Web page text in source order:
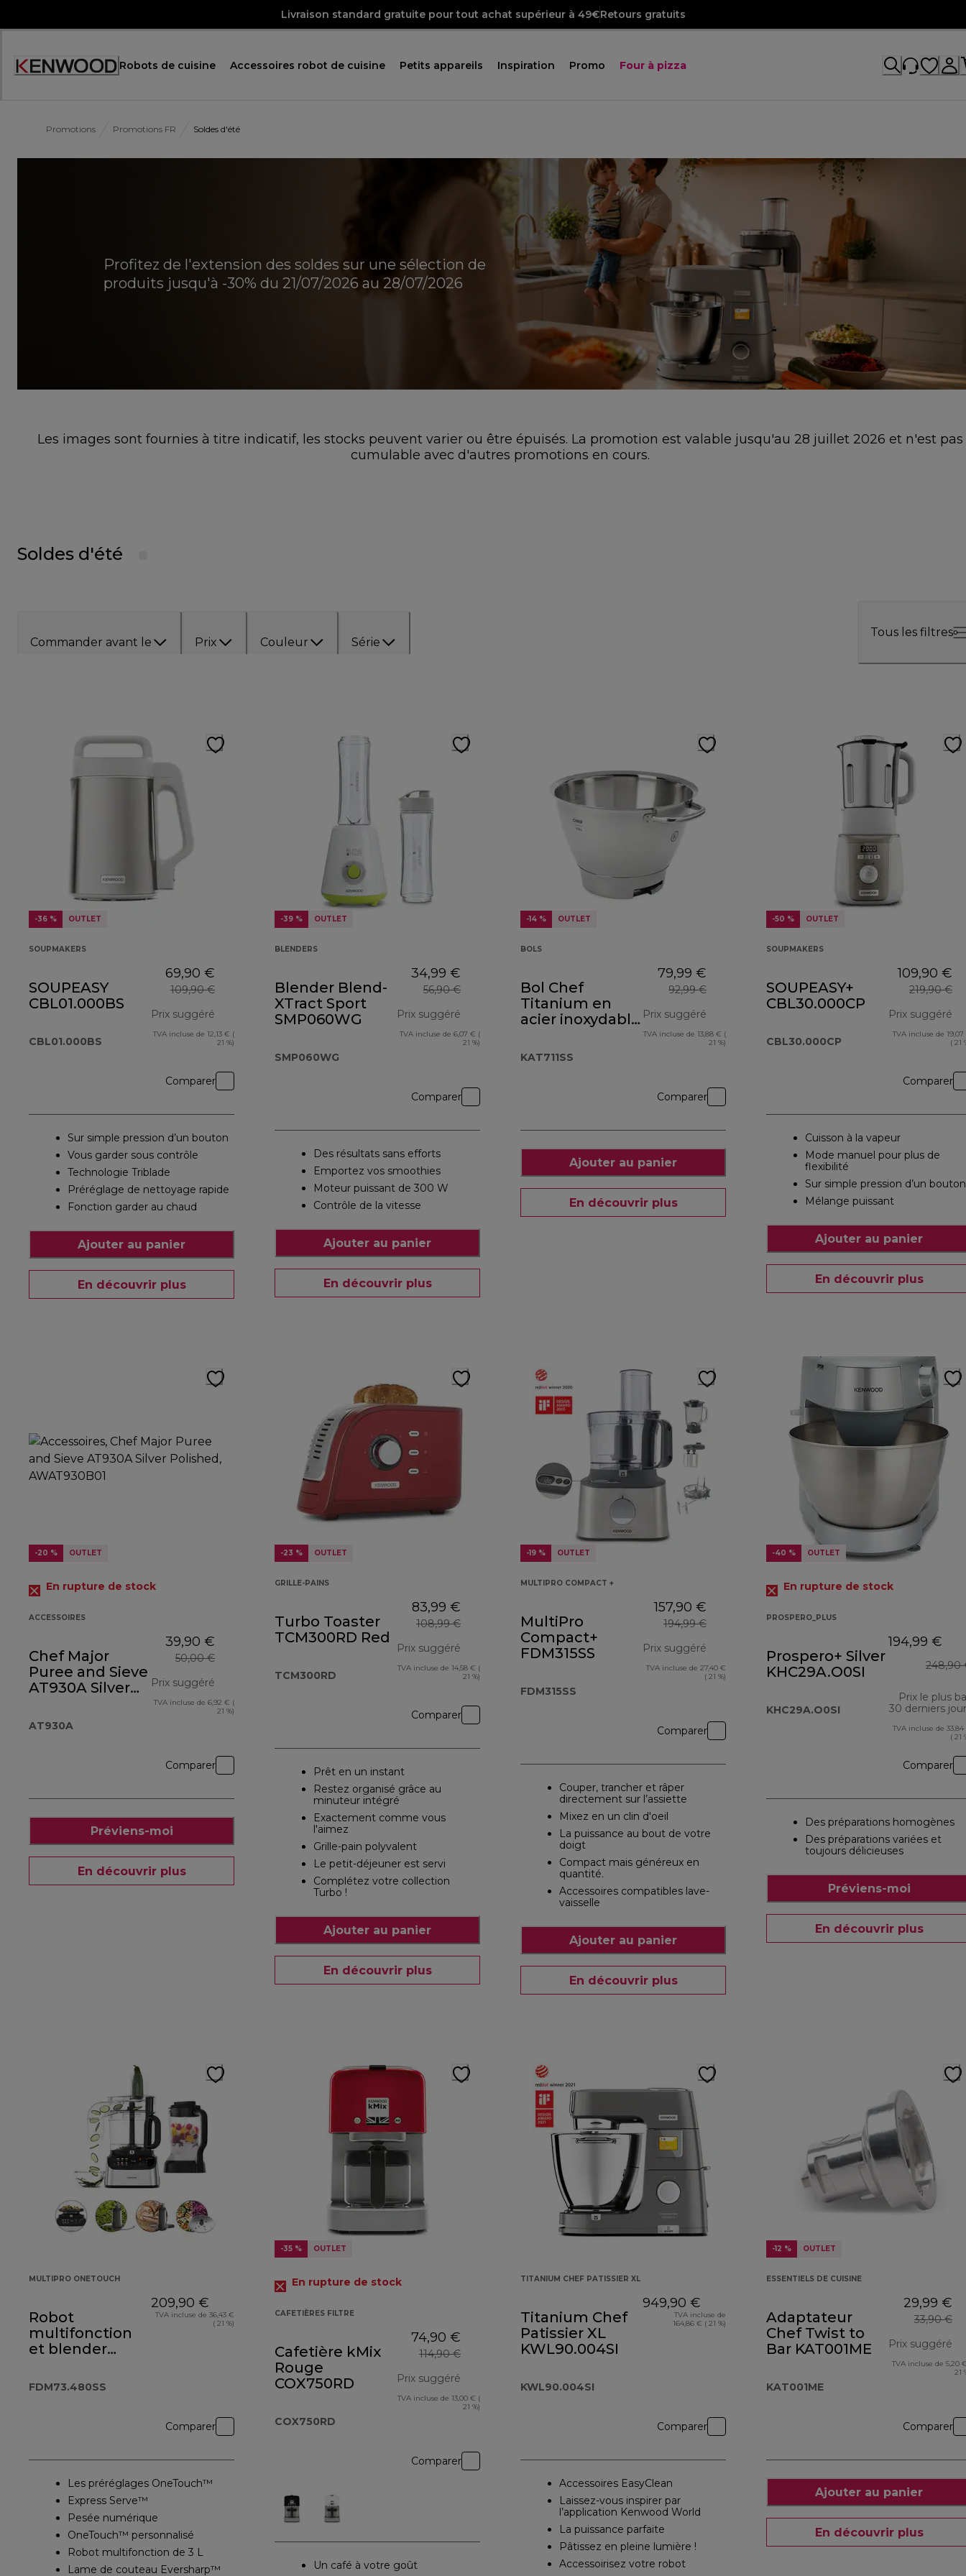
Livraison standard gratuite pour tout achat supérieur à 49€Retours gratuits
Accessibility
Robots de cuisine Accessoires robot de cuisine Petits appareils Inspiration Promo Four à pizza
Promotions Promotions FR Soldes d'été
Profitez de l'extension des soldes sur une sélection de
produits jusqu'à -30% du 21/07/2026 au 28/07/2026
Les images sont fournies à titre indicatif, les stocks peuvent varier ou être épuisés. La promotion est valable jusqu'au 28 juillet 2026 et n'est pas
cumulable avec d'autres promotions en cours.
Soldes d'été
Commander avant le Prix Couleur Série
Tous les filtres
-36 % OUTLET
SOUPMAKERS
SOUPEASY
CBL01.000BS
CBL01.000BS
69,90 €
109,90 €
Prix suggéré
prix original 109,90 €
TVA incluse de 12,13 € (
21 %)
Comparer
Sur simple pression d’un bouton
Vous garder sous contrôle
Technologie Triblade
Préréglage de nettoyage rapide
Fonction garder au chaud
Ajouter au panier
En découvrir plus
-39 % OUTLET
BLENDERS
Blender Blend-
XTract Sport
SMP060WG
SMP060WG
34,99 €
56,90 €
Prix suggéré
prix original 56,90 €
TVA incluse de 6,07 € (
21 %)
Comparer
Des résultats sans efforts
Emportez vos smoothies
Moteur puissant de 300 W
Contrôle de la vitesse
Ajouter au panier
En découvrir plus
-14 % OUTLET
BOLS
Bol Chef
Titanium en
acier inoxydable
KAT711SS
79,99 €
92,99 €
Prix suggéré
prix original 92,99 €
TVA incluse de 13,88 € (
21 %)
Comparer
Ajouter au panier
En découvrir plus
-50 % OUTLET
SOUPMAKERS
SOUPEASY+
CBL30.000CP
CBL30.000CP
109,90 €
219,90 €
Prix suggéré
TVA incluse de
( 21
Comparer
Cuisson à la vapeur
Mode manuel pour plus de
flexibilité
Sur simple pression d’un bouton
Mélange puissant
Ajouter au panier
En découvrir plus
-20 % OUTLET
En rupture de stock
ACCESSOIRES
Chef Major
Puree and Sieve
AT930A Silver
AT930A
39,90 €
50,00 €
Prix suggéré
prix original 50,00 €
TVA incluse de 6,92 € (
21 %)
Comparer
Préviens-moi
En découvrir plus
-23 % OUTLET
GRILLE-PAINS
Turbo Toaster
TCM300RD Red
TCM300RD
83,99 €
108,99 €
Prix suggéré
prix original 108,99 €
TVA incluse de 14,58 € (
21 %)
Comparer
Prêt en un instant
Restez organisé grâce au
minuteur intégré
Exactement comme vous
l'aimez
Grille-pain polyvalent
Le petit-déjeuner est servi
Complétez votre collection
Turbo !
Ajouter au panier
En découvrir plus
-19 % OUTLET
MULTIPRO COMPACT +
MultiPro
Compact+
FDM315SS
FDM315SS
157,90 €
194,99 €
Prix suggéré
prix original 194,99 €
TVA incluse de 27,40 €
( 21 %)
Comparer
Couper, trancher et râper
directement sur l’assiette
Mixez en un clin d'oeil
La puissance au bout de votre
doigt
Compact mais généreux en
quantité.
Accessoires compatibles lave-
vaisselle
Ajouter au panier
En découvrir plus
-40 % OUTLET
En rupture de stock
PROSPERO_PLUS
Prospero+ Silver
KHC29A.O0SI
KHC29A.O0SI
194,99 €
248,90
Prix le plus
30 derniers
TVA incluse de
( 21
Comparer
Des préparations homogènes
Des préparations variées et
toujours délicieuses
Préviens-moi
En découvrir plus
MULTIPRO ONETOUCH
Robot
multifonction
et blender
OneTouch
FDM73.480SS
209,90 €
TVA incluse de 36,43 €
( 21 %)
Comparer
Les préréglages OneTouch™
Express Serve™
Pesée numérique
OneTouch™ personnalisé
Robot multifonction de 3 L
Lame de couteau Eversharp™
-35 % OUTLET
En rupture de stock
CAFETIÈRES FILTRE
Cafetière kMix
Rouge
COX750RD
COX750RD
74,90 €
114,90 €
Prix suggéré
prix original 114,90 €
TVA incluse de 13,00 € (
21 %)
Comparer
Un café à votre goût
TITANIUM CHEF PATISSIER XL
Titanium Chef
Patissier XL
KWL90.004SI
KWL90.004SI
949,90 €
TVA incluse de
164,86 € ( 21 %)
Comparer
Accessoires EasyClean
Laissez-vous inspirer par
l’application Kenwood World
La puissance parfaite
Pâtissez en pleine lumière !
Accessoirisez votre robot
-12 % OUTLET
ESSENTIELS DE CUISINE
Adaptateur
Chef Twist to
Bar KAT001ME
KAT001ME
29,99 €
33,90 €
Prix suggéré
TVA incluse de 5,20
21
Comparer
Ajouter au panier
En découvrir plus